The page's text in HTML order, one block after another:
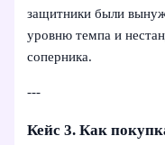
защитники были
уровню темпа и
соперника.
---
Кейс 3. Как